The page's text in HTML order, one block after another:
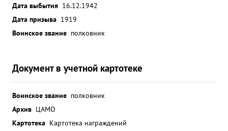
Дата выбытия 16.12.1942
Дата призыва 1919
Воинское звание полковник
Документ в учетной картотеке
Воинское звание полковник
Архив ЦАМО
Картотека Картотека награждений